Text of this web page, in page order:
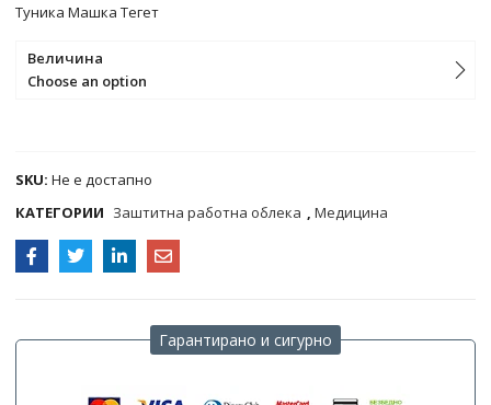
Туника Машка Тегет
Величина
Choose an option
SKU:Не е достапно
КАТЕГОРИИ Заштитна работна облека ,Медицина
Гарантирано и сигурно